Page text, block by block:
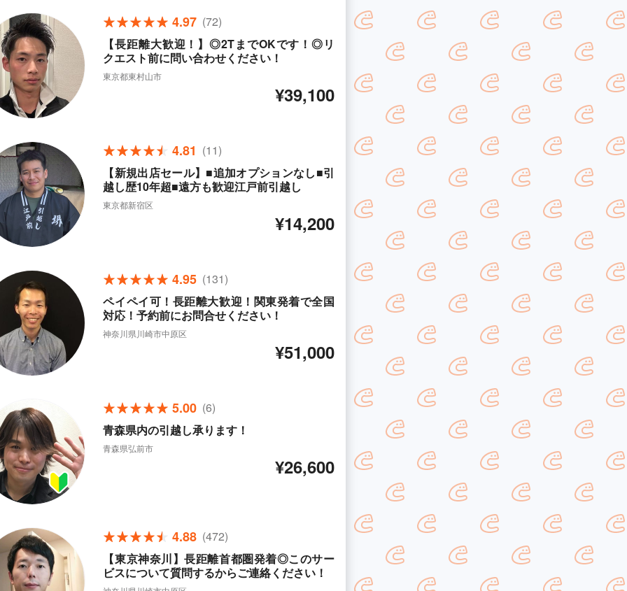
4.97 (72)
【長距離大歓迎！】◎2TまでOKです！◎リ
クエスト前に問い合わせください！
東京都東村山市
¥39,100
4.81 (11)
【新規出店セール】■追加オプションなし■引
越し歴10年超■遠方も歓迎江戸前引越し
東京都新宿区
¥14,200
4.95 (131)
ペイペイ可！長距離大歓迎！関東発着で全国
対応！予約前にお問合せください！
神奈川県川崎市中原区
¥51,000
5.00 (6)
青森県内の引越し承ります！
青森県弘前市
¥26,600
4.88 (472)
【東京神奈川】長距離首都圏発着◎このサー
ビスについて質問するからご連絡ください！